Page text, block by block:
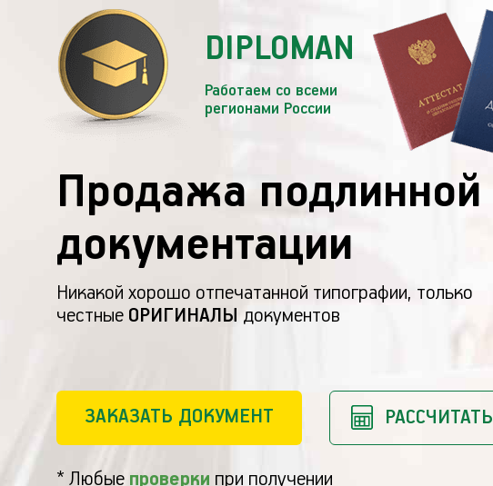
DIPLOMAN
Работаем со всеми
регионами России
Продажа подлинной
документации
Никакой хорошо отпечатанной типографии, только
честные ОРИГИНАЛЫ документов
ЗАКАЗАТЬ ДОКУМЕНТ РАССЧИТАТЬ
* Любые проверки при получении